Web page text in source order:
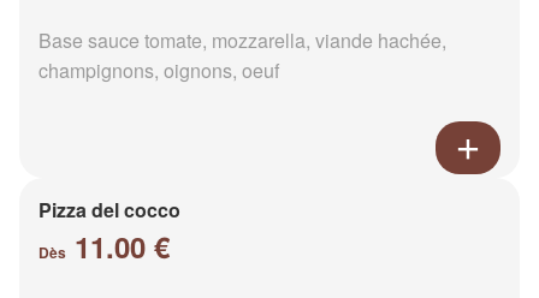
Base sauce tomate, mozzarella, viande hachée,
champignons, oignons, oeuf
Pizza del cocco
Dès 11.00 €